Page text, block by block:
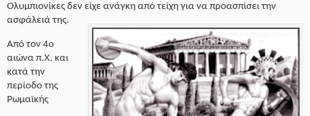
Ολυμπιονίκες δεν είχε ανάγκη από τείχη για να προασπίσει την
ασφάλειά της.
Από τον 4ο
αιώνα π.Χ. και
κατά την
περίοδο της
Ρωμαϊκής